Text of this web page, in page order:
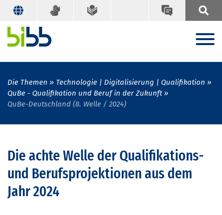
Die Themen
Technologie | Digitalisierung | Qualifikation
QuBe - Qualifikation und Beruf in der Zukunft
QuBe-Deutschland (8. Welle / 2024)
Die achte Welle der Qualifikations-
und Berufsprojektionen aus dem
Jahr 2024